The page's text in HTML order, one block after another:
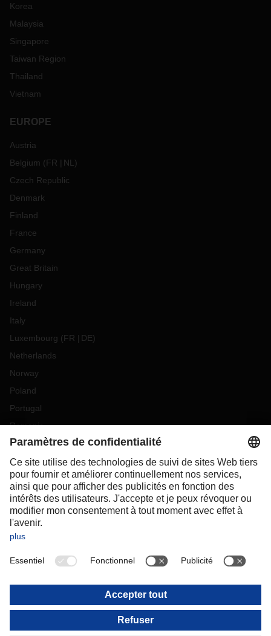
Korea
Malaysia
Singapore
Taiwan Region
Thailand
Vietnam
EUROPE
Austria
Belgium (FR NL )
Czech Republic
Denmark
Finland
France
Germany
Great Britain
Hungary
Ireland
Italy
Luxembourg (FR DE)
Netherlands
Norway
Poland
Portugal
Romania
Slovakia
Spain
Sweden
Switzerland( DE FR)
Turkey
OCEANIA
Australia